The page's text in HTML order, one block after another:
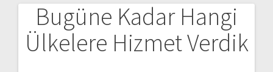
Bugüne Kadar Hangi
Ülkelere Hizmet Verdik